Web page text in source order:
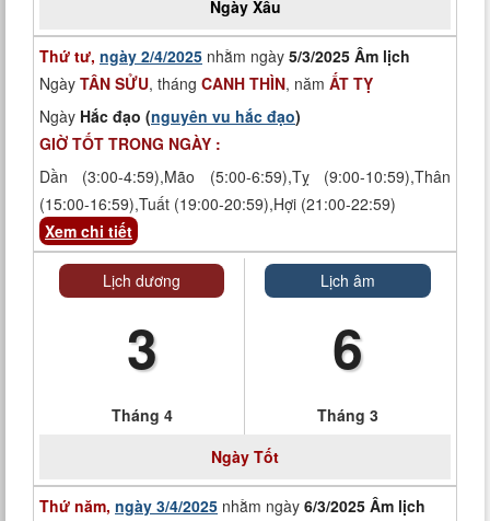
Ngày Xấu
Thứ tư, ngày 2/4/2025 nhằm ngày 5/3/2025 Âm lịch
Ngày TÂN SỬU, tháng CANH THÌN, năm ẤT TỴ
Ngày Hắc đạo (nguyên vu hắc đạo)
GIỜ TỐT TRONG NGÀY :
Dần (3:00-4:59),Mão (5:00-6:59),Tỵ (9:00-10:59),Thân
(15:00-16:59),Tuất (19:00-20:59),Hợi (21:00-22:59)
Xem chi tiết
Lịch dương
3
Tháng 4
Lịch âm
6
Tháng 3
Ngày Tốt
Thứ năm, ngày 3/4/2025 nhằm ngày 6/3/2025 Âm lịch